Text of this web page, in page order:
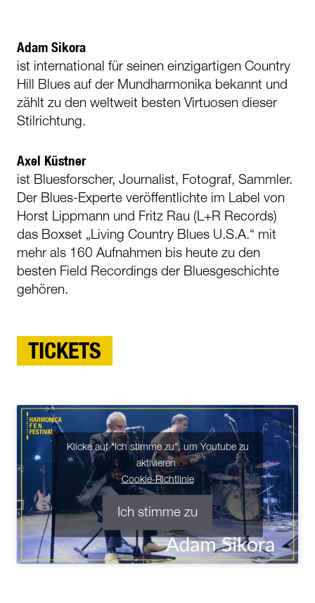
Klicke auf "Ich stimme zu", um Youtube zu
aktivieren
Cookie-Richtlinie
Ich stimme zu
Adam Sikora
ist international für seinen einzigartigen Country
Hill Blues auf der Mundharmonika bekannt und
zählt zu den weltweit besten Virtuosen dieser
Stilrichtung.
Axel Küstner
ist Bluesforscher, Journalist, Fotograf, Sammler.
Der Blues-Experte veröffentlichte im Label von
Horst Lippmann und Fritz Rau (L+R Records)
das Boxset „Living Country Blues U.S.A.“ mit
mehr als 160 Aufnahmen bis heute zu den
besten Field Recordings der Bluesgeschichte
gehören.
TICKETS